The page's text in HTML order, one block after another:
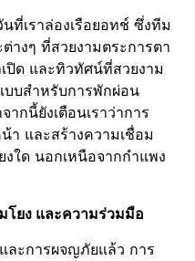
ที่เราล่องเรือยอทช์ ซึ่งทีม
างๆ ที่สวยงามตระการตา
ปิด และทิวทัศน์ที่สวยงาม
บสำหรับการพักผ่อน
กนี้ยังเตือนเราว่าการ
า และสร้างความเชื่อม
ใด นอกเหนือจากกำแพง
โยง และความร่วมมือ
ละการผจญภัยแล้ว การ